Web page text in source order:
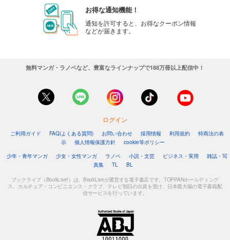
お得な通知機能！
通知を許可すると、お得なクーポン情報
などが届きます。
無料マンガ・ラノベなど、豊富なラインナップで188万冊以上配信中！
ログイン
ご利用ガイド FAQ(よくある質問) お問い合わせ 採用情報 利用規約
特商法の表
示
個人情報保護方針
cookie等ポリシー
少年・青年マンガ
少女・女性マンガ ラノベ 小説・文芸 ビジネス・実用
雑誌・写
真集
TL BL
ブックライブ（BookLive!）は、BookLiveが運営する電子書店です。TOPPANホールディング
ス、カルチュア・コンビニエンス・クラブ、テレビ朝日の出資を受け、日本最大級の電子書籍配
信サービスを行っています。